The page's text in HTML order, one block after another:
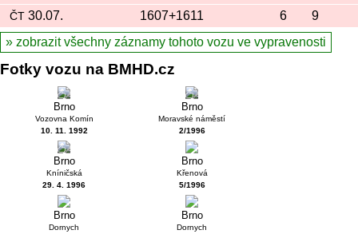
ČT 30.07. 1607+1611 6
9
zobrazit všechny záznamy tohoto vozu ve vypravenosti
Fotky vozu na BMHD.cz
1
Brno
Vozovna Komín
10. 11. 1992
1
Brno
Moravské náměstí
2/1996
1
Brno
Kníničská
29. 4. 1996
Brno
Křenová
5/1996
Brno
Dornych
Brno
Dornych